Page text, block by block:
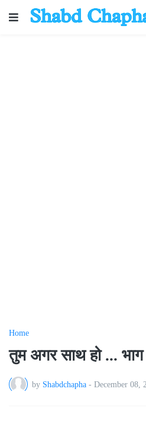
Home
तुम अगर साथ हो ...
by Shabdchapha - December 08,